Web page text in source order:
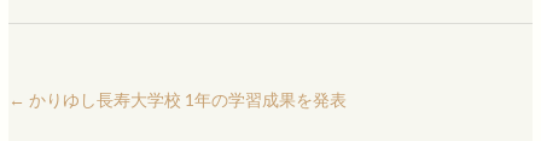
← かりゆし長寿大学校 1年の学習成果を発表